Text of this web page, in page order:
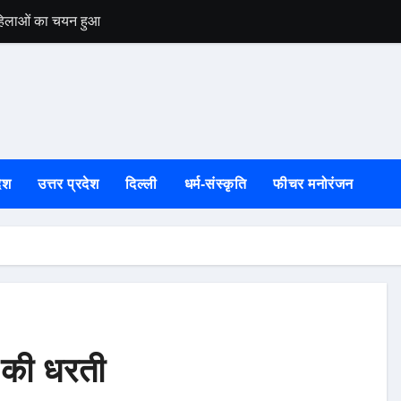
का चयन हुआ
उत्तर प्रदेश दिल्ली धर्म-संस्कृति फीचर मनोरंजन
धरती